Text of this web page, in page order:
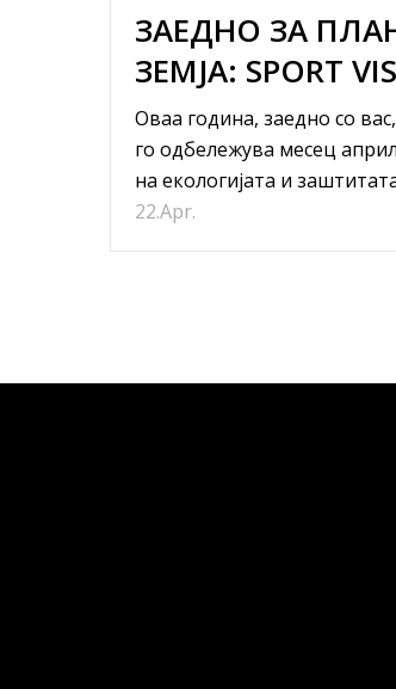
22.Apr.
ЗАЕДНО ЗА
ЗЕМЈА: SPORT
ОДБЕЛЕЖУВА
НА
Оваа година, заедно со
го одбележува месец
на екологијата и
животната средина, а